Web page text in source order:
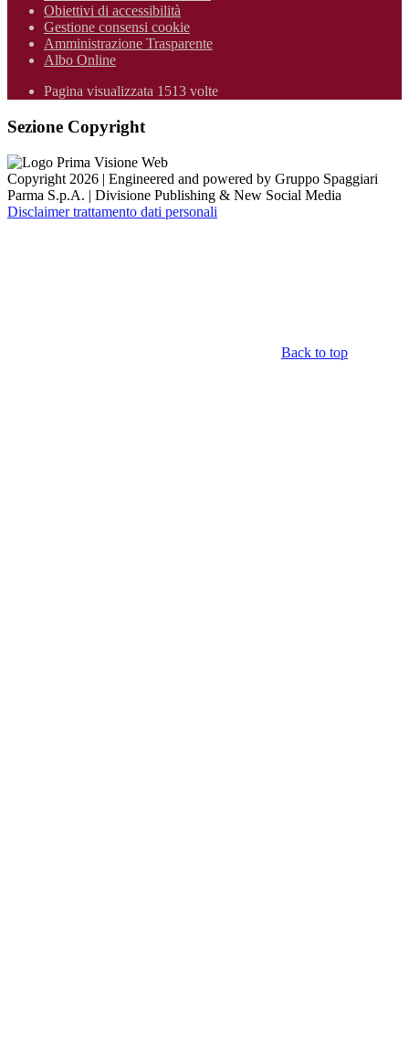
Obiettivi di accessibilità
Gestione consensi cookie
Amministrazione Trasparente
Albo Online
Pagina visualizzata 1513 volte
Sezione Copyright
Copyright 2026 | Engineered and powered by Gruppo Spaggiari
Parma S.p.A. | Divisione Publishing & New Social Media
Disclaimer trattamento dati personali
Back to top